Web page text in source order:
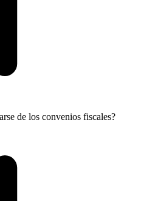
de los convenios fiscales?